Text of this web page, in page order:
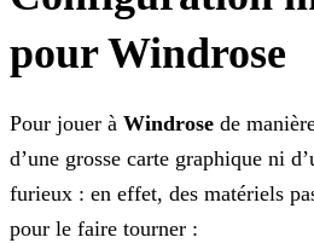
pour Windrose
Pour jouer à Windrose de
d’une grosse carte graphique ni
furieux : en effet, des matériels
pour le faire tourner :